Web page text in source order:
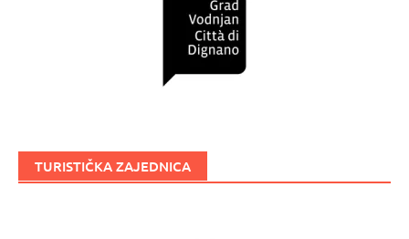
TURISTIČKA ZAJEDNICA